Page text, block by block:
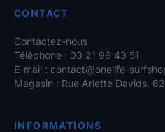
CONTACT
Contactez-nous
Téléphone : 03 21 96 43 51
E-mail : contact@onelife-
Magasin : Rue Arlette Davids,
INFORMATIONS